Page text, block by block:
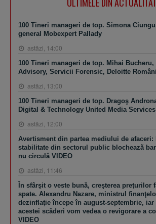
100 Tineri manageri de top. Simona
general Mobexpert Pallady
astăzi, 14:00
100 Tineri manageri de top. Mihai Bucheru,
Advisory, Servicii Forensic, Deloitte
astăzi, 13:00
100 Tineri manageri de top. Dragoş
Digital & Technology United Media Services
astăzi, 12:00
Avertisment din partea mediului de afaceri:
stabilitate din sectorul public blochează
nu circulă VIDEO
astăzi, 11:46
În sfârşit o veste bună, creşterea preţurilor
spate. Alexandru Nazare, ministrul
dezinflaţie începe în august-septembrie, iar
acestei scăderi vom vedea o revigorare a
VIDEO